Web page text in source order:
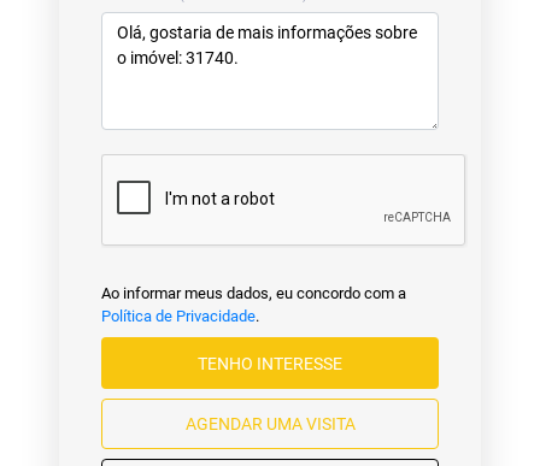
Ao informar meus dados, eu concordo com a
Política de Privacidade.
TENHO INTERESSE
AGENDAR UMA VISITA